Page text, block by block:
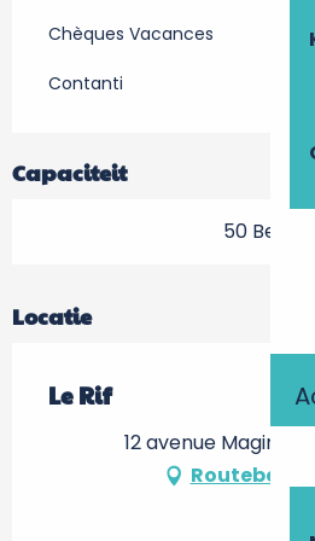
Chèques Vacances
Contanti
Capaciteit
50 Bestek
Locatie
Le Rif
12 avenue Maginot,